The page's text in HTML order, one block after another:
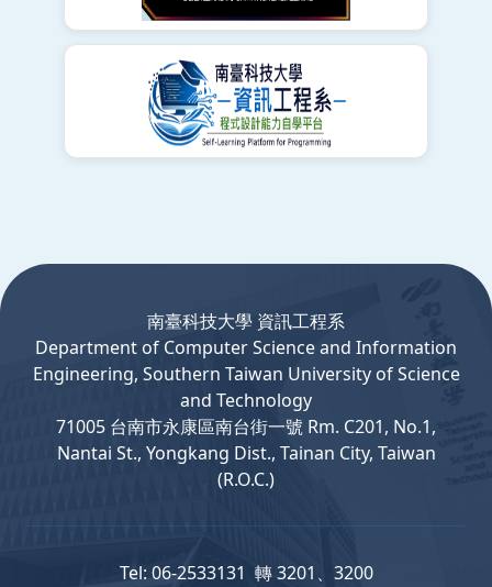
南臺科技大學 資訊工程系
Departmentof ComputerScience and Information
Engineering, Southern Taiwan University of Science
and Technology
71005 台南市永康區南台街一號 Rm. C201, No.1,
Nantai St., Yongkang Dist., Tainan City, Taiwan
(R.O.C.)
Tel: 06-2533131 轉 3201、3200